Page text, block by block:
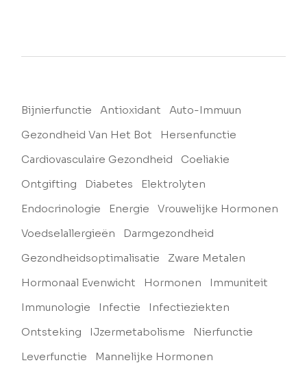
Bijnierfunctie Antioxidant
Auto-Immuun
Gezondheid Van Het Bot
Hersenfunctie
Cardiovasculaire Gezondheid
Coeliakie
Ontgifting
Diabetes
Elektrolyten
Endocrinologie
Energie
Vrouwelijke Hormonen
Voedselallergieën
Darmgezondheid
Gezondheidsoptimalisatie
Zware Metalen
Hormonaal Evenwicht
Hormonen
Immuniteit
Immunologie
Infectie
Infectieziekten
Ontsteking
IJzermetabolisme
Nierfunctie
Leverfunctie
Mannelijke Hormonen